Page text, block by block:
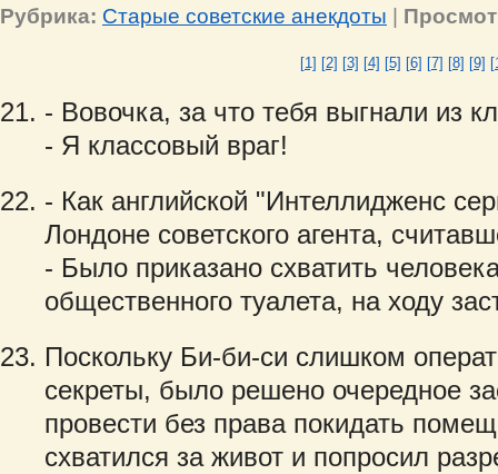
Рубрика: Старые советские анекдоты |
[1] [2] [3] [4] [5] [6] [7] [8] [9]
- Вовочка, за что тебя выгнали из
- Я классовый враг!
- Как английской "Интеллидженс
Лондоне советского агента,
- Было приказано схватить
общественного туалета, на ходу
Поскольку Би-би-си слишком
секреты, было решено очередное
провести без права покидать
схватился за живот и попросил